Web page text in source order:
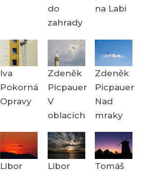
do
zahrady
na Labi
Iva
Pokorná
Opravy
Zdeněk
Picpauer
V
oblacích
Zdeněk
Picpauer
Nad
mraky
Libor
Libor
Tomáš